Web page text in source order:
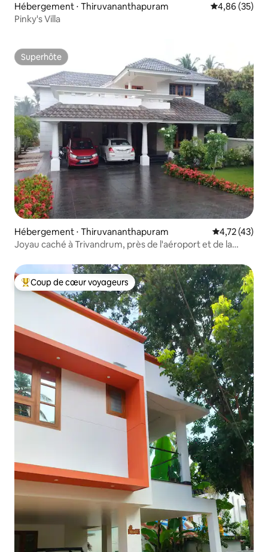
Hébergement ⋅ Thiruvananthapuram Évaluation
4,86 (35)
Pinky's Villa
Superhôte
Superhôte
Hébergement ⋅ Thiruvananthapuram Évaluation
4,72 (43)
Joyau caché à Trivandrum, près de l'aéroport et de la
Coups de cœur voyageurs les plus appréciés
Coup de cœur voyageurs